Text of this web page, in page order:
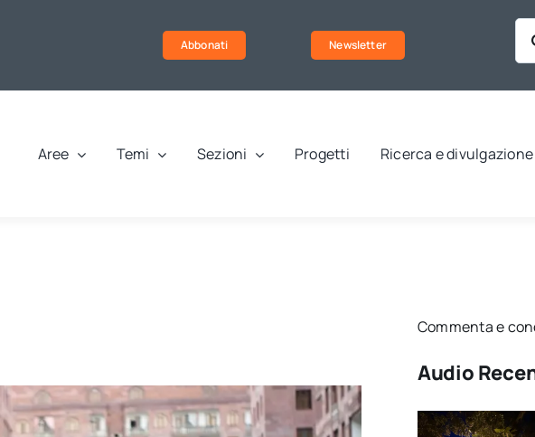
Abbonati Newsletter
per:
Aree Temi Sezioni Progetti Ricerca e divulgazione
Commenta e
Audio